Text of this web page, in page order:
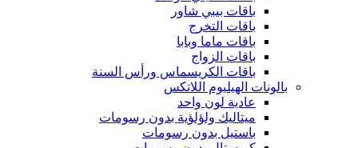
باقات بيبي شاور
باقات التخرج
باقات ماما وبابا
باقات الزواج
باقات الكريسماس ورأس السنة
بالونات الهيليوم اللاتكس
عادية لون واحد
ميتاليك ولؤلؤية بدون رسومات
باستيل بدون رسومات